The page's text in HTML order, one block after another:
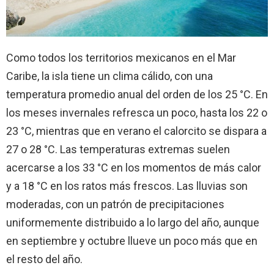
Como todos los territorios mexicanos en el Mar
Caribe, la isla tiene un clima cálido, con una
temperatura promedio anual del orden de los 25 °C. En
los meses invernales refresca un poco, hasta los 22 o
23 °C, mientras que en verano el calorcito se dispara a
27 o 28 °C. Las temperaturas extremas suelen
acercarse a los 33 °C en los momentos de más calor
y a 18 °C en los ratos más frescos. Las lluvias son
moderadas, con un patrón de precipitaciones
uniformemente distribuido a lo largo del año, aunque
en septiembre y octubre llueve un poco más que en
el resto del año.